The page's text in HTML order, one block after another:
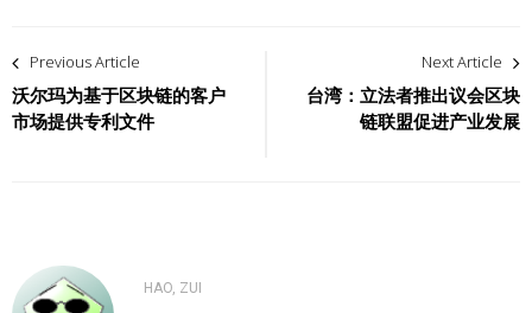
文
章
导
Previous Article
沃尔玛为基于区块链的客户
市场提供专利文件
Next Article
台湾：立法者推出议会区块
链联盟促进产业发展
HAO, ZUI